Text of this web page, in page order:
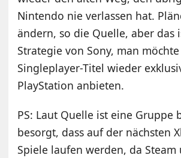
Nintendo nie verlassen hat.
ändern, so die Quelle, aber das
Strategie von Sony, man
Singleplayer-Titel wieder
PlayStation anbieten.
PS: Laut Quelle ist eine Gruppe
besorgt, dass auf der nächsten
Spiele laufen werden, da Steam